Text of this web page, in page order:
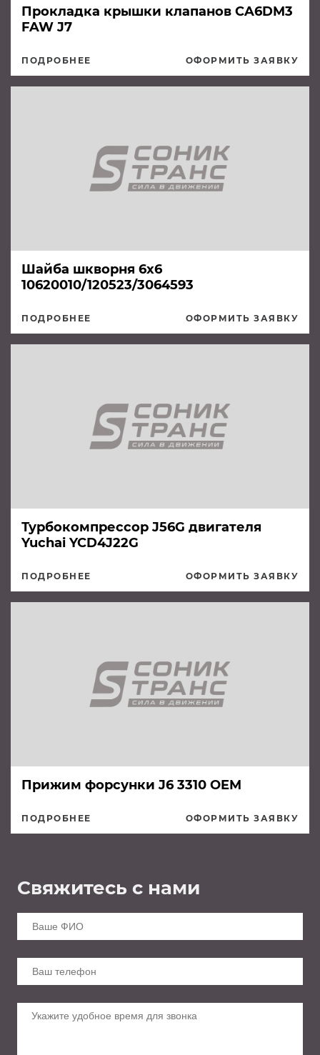
Прокладка крышки клапанов CA6DM3
FAW J7
ПОДРОБНЕЕ ОФОРМИТЬ ЗАЯВКУ
Шайба шкворня 6х6
10620010/120523/3064593
ПОДРОБНЕЕ ОФОРМИТЬ ЗАЯВКУ
Турбокомпрессор J56G двигателя
Yuchai YCD4J22G
ПОДРОБНЕЕ ОФОРМИТЬ ЗАЯВКУ
Прижим форсунки J6 3310 OEM
ПОДРОБНЕЕ ОФОРМИТЬ ЗАЯВКУ
Свяжитесь с нами